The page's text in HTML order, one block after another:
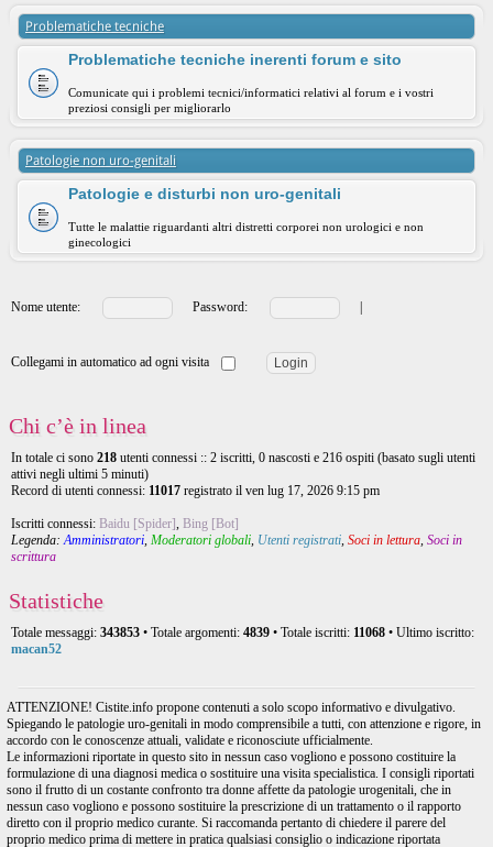
Problematiche tecniche
Problematiche tecniche inerenti forum e sito
Comunicate qui i problemi tecnici/informatici relativi al forum e i vostri
preziosi consigli per migliorarlo
Patologie non uro-genitali
Patologie e disturbi non uro-genitali
Tutte le malattie riguardanti altri distretti corporei non urologici e non
ginecologici
Nome utente: Password:
Collegami in automatico ad ogni visita
Chi c’è in linea
In totale ci sono 218 utenti connessi :: 2 iscritti, 0 nascosti e 216 ospiti (basato sugli utenti
attivi negli ultimi 5 minuti)
Record di utenti connessi: 11017 registrato il ven lug 17, 2026 9:15 pm
Iscritti connessi: Baidu [Spider], Bing [Bot]
Legenda:Amministratori, Moderatori globali, Utenti registrati, Soci in lettura, Soci in
scrittura
Statistiche
Totale messaggi: 343853 • Totale argomenti: 4839 • Totale iscritti: 11068 • Ultimo iscritto:
macan52
ATTENZIONE! Cistite.info propone contenuti a solo scopo informativo e divulgativo.
Spiegando le patologie uro-genitali in modo comprensibile a tutti, con attenzione e rigore, in
accordo con le conoscenze attuali, validate e riconosciute ufficialmente.
Le informazioni riportate in questo sito in nessun caso vogliono e possono costituire la
formulazione di una diagnosi medica o sostituire una visita specialistica. I consigli riportati
sono il frutto di un costante confronto tra donne affette da patologie urogenitali, che in
nessun caso vogliono e possono sostituire la prescrizione di un trattamento o il rapporto
diretto con il proprio medico curante. Si raccomanda pertanto di chiedere il parere del
proprio medico prima di mettere in pratica qualsiasi consiglio o indicazione riportata